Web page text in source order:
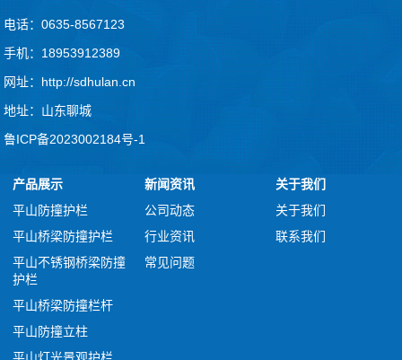
.
电话：0635-8567123
手机：18953912389
网址：http://sdhulan.cn
地址：山东聊城
鲁ICP备2023002184号-1
产品展示
平山防撞护栏
平山桥梁防撞护栏
平山不锈钢桥梁防撞
护栏
平山桥梁防撞栏杆
平山防撞立柱
新闻资讯
公司动态
行业资讯
常见问题
关于我们
关于我们
联系我们